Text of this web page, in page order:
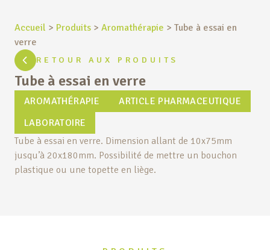
Accueil > Produits > Aromathérapie > Tube à essai en
verre
RETOUR AUX PRODUITS
Tube à essai en verre
AROMATHÉRAPIE
ARTICLE PHARMACEUTIQUE
LABORATOIRE
Tube à essai en verre. Dimension allant de 10x75mm
jusqu’à 20x180mm. Possibilité de mettre un bouchon
plastique ou une topette en liège.